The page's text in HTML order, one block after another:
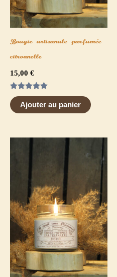
Bougie artisanale parfumée
citronnelle
15,00 €
Note
5.00
sur 5
Ajouter au panier